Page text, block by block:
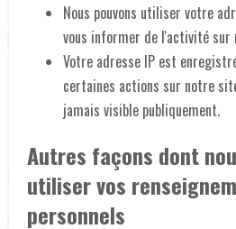
Nous pouvons utiliser votre
vous informer de l'activité
Votre adresse IP est
certaines actions sur notre
jamais visible publiquement.
Autres façons dont
utiliser vos
personnels